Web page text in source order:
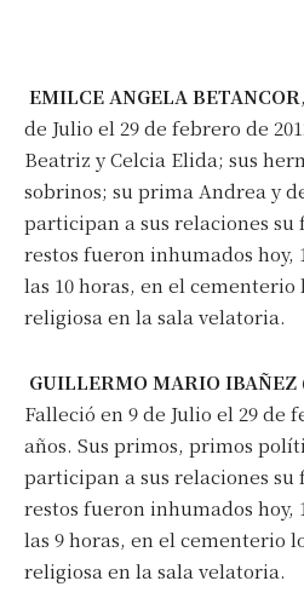
EMILCE ANGELA BETANCOR
de Julio el 29 de febrero de
Beatriz y Celcia Elida; sus
sobrinos; su prima Andrea y
participan a sus relaciones su
restos fueron inhumados hoy,
las 10 horas, en el
religiosa en la sala velatoria.
GUILLERMO MARIO
Falleció en 9 de Julio el 29 de
años. Sus primos, primos
participan a sus relaciones su
restos fueron inhumados hoy,
las 9 horas, en el cementerio
religiosa en la sala velatoria.